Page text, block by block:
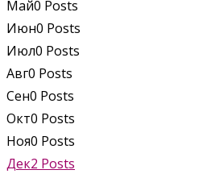
Май0 Posts
Июн0 Posts
Июл0 Posts
Авг0 Posts
Сен0 Posts
Окт0 Posts
Ноя0 Posts
Дек2 Posts